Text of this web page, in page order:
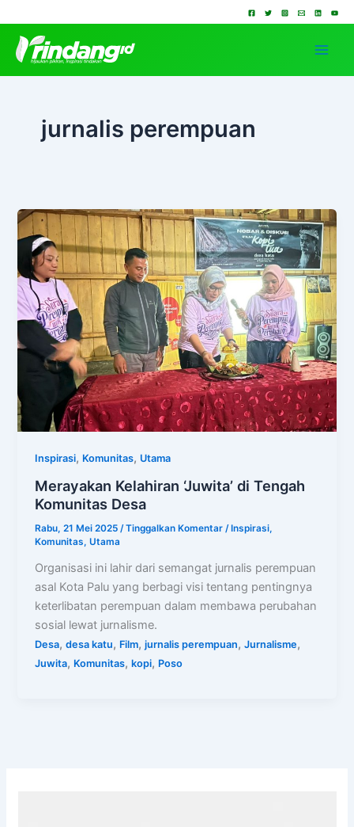
ke
konten
jurnalis perempuan
Inspirasi, Komunitas, Utama
Merayakan Kelahiran ‘Juwita’ di Tengah
Komunitas Desa
Rabu, 21 Mei 2025/Tinggalkan Komentar / Inspirasi,
Komunitas,Utama
Organisasi ini lahir dari semangat jurnalis perempuan
asal Kota Palu yang berbagi visi tentang pentingnya
keterlibatan perempuan dalam membawa perubahan
sosial lewat jurnalisme.
Desa,desa katu, Film,jurnalis perempuan,Jurnalisme,
Juwita, Komunitas,kopi, Poso